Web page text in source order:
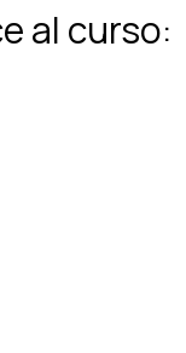
al curso: